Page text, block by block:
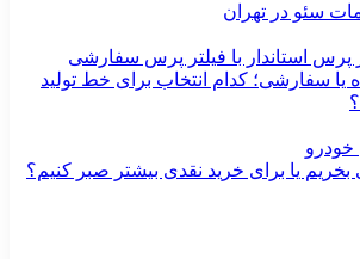
سئو در تهران
یا سفارشی؛ کدام انتخاب برای خط تولید
یا برای خرید نقدی بیشتر صبر کنیم؟